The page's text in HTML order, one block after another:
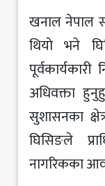
खनाल नेपाल
थियाे भने
अधिवक्ता
सुशासनका
घिसिङले
नागरिकका